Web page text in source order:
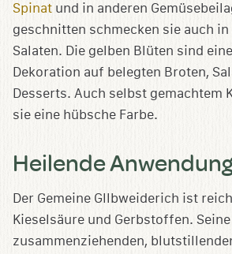
Spinat und in anderen
geschnitten schmecken sie auch in
Salaten. Die gelben Blüten sind
Dekoration auf belegten Broten,
Desserts. Auch selbst gemachtem
sie eine hübsche Farbe.
Heilende
Der Gemeine GIlbweiderich ist
Kieselsäure und Gerbstoffen. Seine
zusammenziehenden,